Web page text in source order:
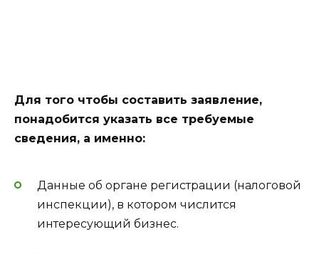
Для того чтобы составить заявление,
понадобится указать все требуемые
сведения, а именно:
Данные об органе регистрации (налоговой
инспекции), в котором числится
интересующий бизнес.